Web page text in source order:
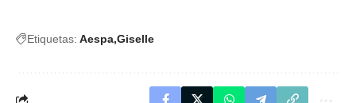
Etiquetas: Aespa Giselle